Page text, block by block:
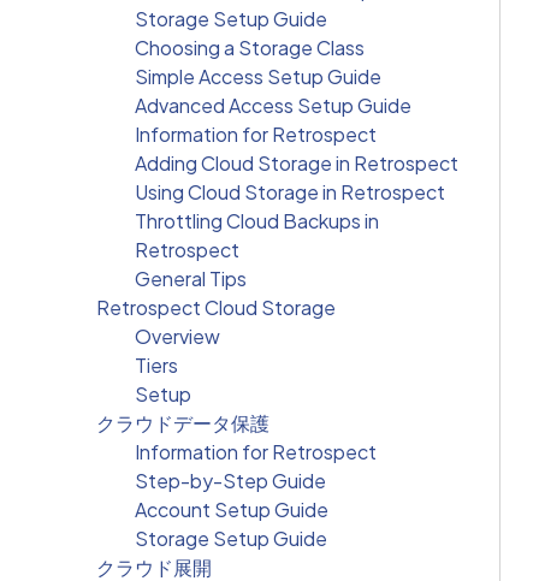
Storage Setup Guide
Choosing a Storage Class
Simple Access Setup Guide
Advanced Access Setup Guide
Information for Retrospect
Adding Cloud Storage in Retrospect
Using Cloud Storage in Retrospect
Throttling Cloud Backups in
Retrospect
General Tips
Retrospect Cloud Storage
Overview
Tiers
Setup
クラウドデータ保護
Information for Retrospect
Step-by-Step Guide
Account Setup Guide
Storage Setup Guide
クラウド展開